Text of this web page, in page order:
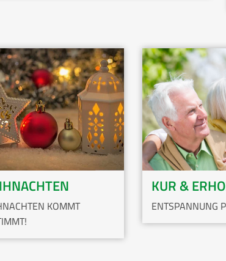
KOMMT
KUR &
ENTSPANNUNG